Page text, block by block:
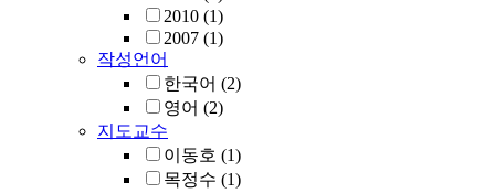
2010 (1)
2007 (1)
작성언어
한국어 (2)
영어 (2)
지도교수
이동호 (1)
목정수 (1)